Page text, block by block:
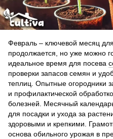
Февраль – ключевой месяц
продолжается, но уже можно
идеальное время для посева
проверки запасов семян и
теплиц. Опытные огородники
и профилактической
болезней. Месячный
для посадки и ухода за
здоровыми и крепкими.
основа обильного урожая в